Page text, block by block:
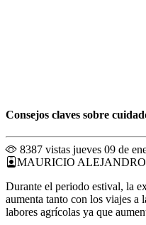
Consejos claves sobre
8387 vistas jueves 09 de
MAURICIO
Durante el periodo estival, la
aumenta tanto con los viajes a
labores agrícolas ya que